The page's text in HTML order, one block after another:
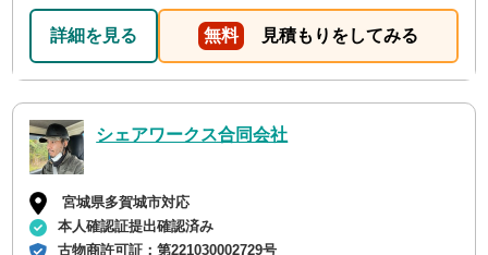
詳細を見る 無料 見積もりをしてみる
シェアワークス合同会社
宮城県多賀城市対応
本人確認証提出確認済み
古物商許可証：第221030002729号